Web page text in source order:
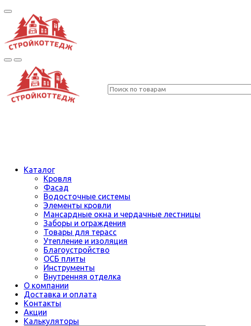
Каталог
Кровля
Фасад
Водосточные системы
Элементы кровли
Мансардные окна и чердачные лестницы
Заборы и ограждения
Товары для терасс
Утепление и изоляция
Благоустройство
ОСБ плиты
Инструменты
Внутренняя отделка
О компании
Доставка и оплата
Контакты
Акции
Калькуляторы